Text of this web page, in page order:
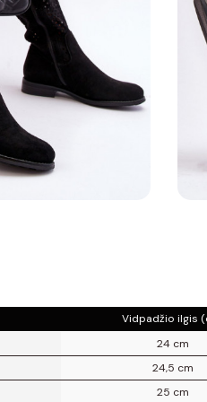
Vidpadžio ilgis
24 cm
24,5 cm
25 cm